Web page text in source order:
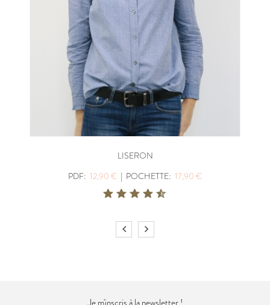
LISERON
PDF: 12,90 € | POCHETTE: 17,90 €